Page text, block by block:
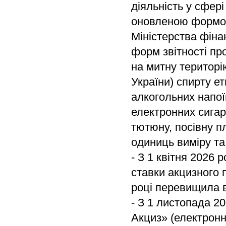
діяльність у
оновленою
Міністерства
форм звітності
на митну
України) спирту
алкогольних
електронних
тютюну, посівну
одиниць виміру
- З 1 квітня 2026
ставки акцизного
році перевищила
- З 1 листопада
Акциз»